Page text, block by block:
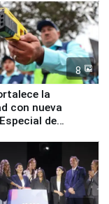
8
la
con nueva
de
para